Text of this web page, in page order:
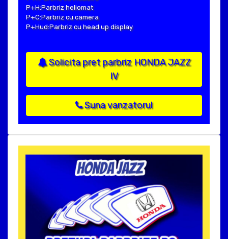
P+H:Parbriz heliomat
P+C:Parbriz cu camera
P+Hud:Parbriz cu head up display
Solicita pret parbriz HONDA JAZZ
IV
Suna vanzatorul